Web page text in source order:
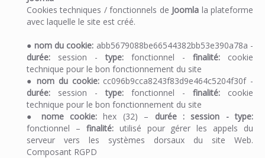
Cookies techniques / fonctionnels de Joomla la plateforme
avec laquelle le site est créé.
● nom du cookie: abb5679088be66544382bb53e390a78a -
durée: session -type: fonctionnel - finalité: cookie
technique pour le bon fonctionnement du site
●nom du cookie: cc096b9cca8243f83d9e464c5204f30f -
durée: session -type: fonctionnel - finalité: cookie
technique pour le bon fonctionnement du site
● nome cookie: hex (32) – durée : session - type:
fonctionnel – finalité:utilisé pour gérer les appels du
serveur vers les systèmes dorsaux du site Web.
Composant RGPD